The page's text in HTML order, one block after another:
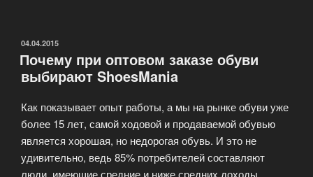
спортивная
обувь»
ОПУБЛИКОВАНО
04.04.2015
Почему при оптовом заказе обуви
выбирают ShoesMania
Как показывает опыт работы, а мы на рынке обуви уже
более 15 лет, самой ходовой и продаваемой обувью
является хорошая, но недорогая обувь. И это не
удивительно, ведь 85% потребителей составляют
люди, имеющие средние и ниже средних доходы.